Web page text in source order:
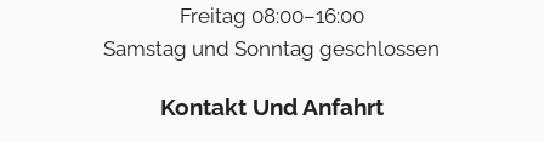
Freitag 08:00–16:00
Samstag und Sonntag geschlossen
Kontakt Und Anfahrt